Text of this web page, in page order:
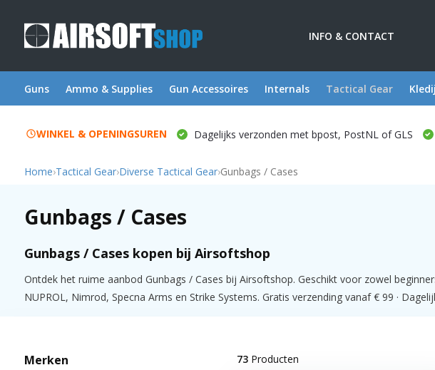
INFO & CONTACT
Guns Ammo & Supplies Gun Accessoires Internals Tactical Gear Kledij
WINKEL & OPENINGSUREN Dagelijks verzonden met bpost, PostNL of GLS
Home›Tactical Gear›Diverse Tactical Gear›Gunbags / Cases
Gunbags / Cases
Gunbags / Cases kopen bij Airsoftshop
Ontdek het ruime aanbod Gunbags / Cases bij Airsoftshop. Geschikt voor zowel
NUPROL, Nimrod, Specna Arms en Strike Systems. Gratis verzending vanaf € 99 ·
Merken 73Producten